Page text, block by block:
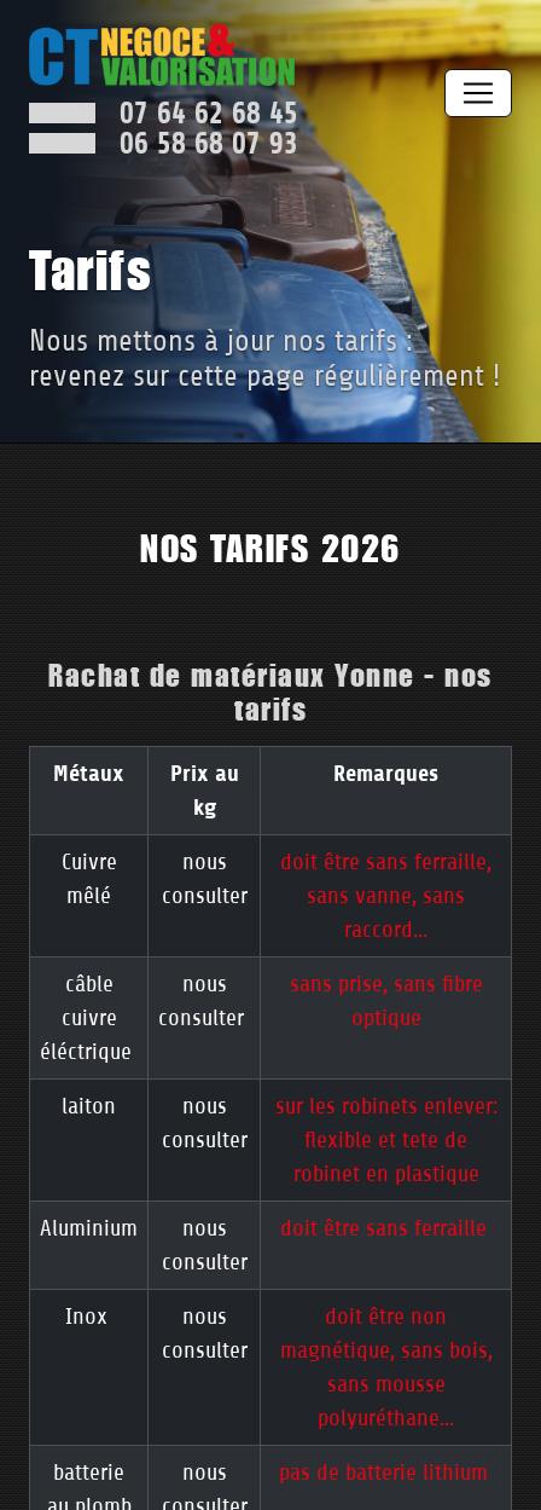
07 64 62 68 45
06 58 68 07 93
Tarifs
Nous mettons à jour nos tarifs :
revenez sur cette page régulièrement !
NOS TARIFS 2026
Rachat de matériaux Yonne - nos
tarifs
Métaux
Prix au
kg
Remarques
Cuivre
mêlé
nous
consulter
doit être sans ferraille,
sans vanne, sans
raccord...
câble
cuivre
éléctrique
nous
consulter
sans prise, sans fibre
optique
laiton
nous
consulter
sur les robinets enlever:
flexible et tete de
robinet en plastique
Aluminium
nous
consulter
doit être sans ferraille
Inox
nous
consulter
doit être non
magnétique, sans bois,
sans mousse
polyuréthane...
batterie
nous
pas de batterie lithium
Panneau de gestion des cookies